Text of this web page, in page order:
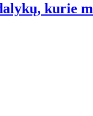
kurie